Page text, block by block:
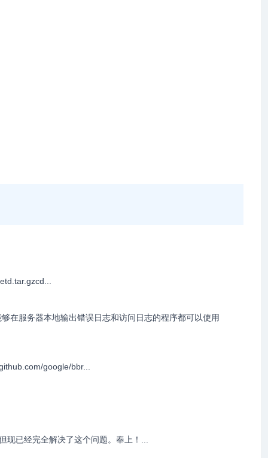
在服务器本地输出错误日志和访问日志的程序都可以使用
google/bbr...
已经完全解决了这个问题。奉上！...